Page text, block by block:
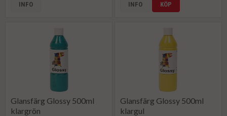
INFO INFO KÖP
Glansfärg Glossy 500ml
klargrön
Glansfärg Glossy 500ml
klargul